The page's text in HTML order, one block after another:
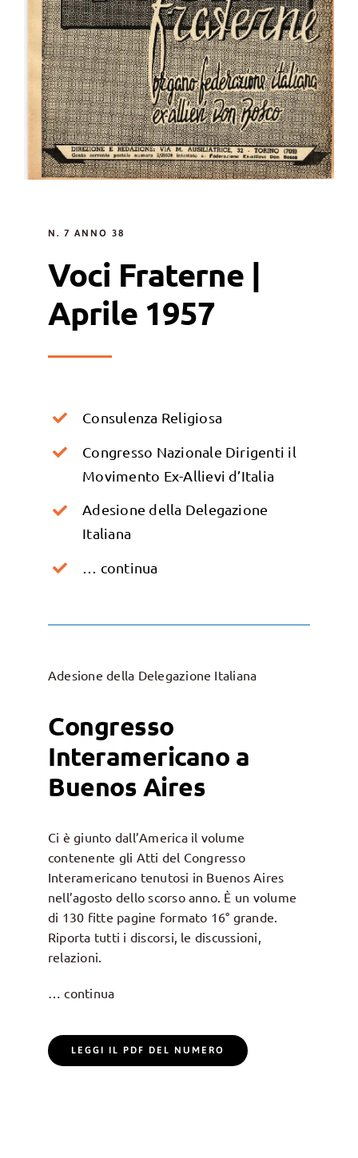
N. 7 ANNO 38
Voci Fraterne |
Aprile 1957
Consulenza Religiosa
Congresso Nazionale Dirigenti il
Movimento Ex-Allievi d’Italia
Adesione della Delegazione
Italiana
… continua
Adesione della Delegazione Italiana
Congresso
Interamericano a
Buenos Aires
Ci è giunto dall’America il volume
contenente gli Atti del Congresso
Interamericano tenutosi in Buenos Aires
nell’agosto dello scorso anno. È un volume
di 130 fitte pagine formato 16° grande.
Riporta tutti i discorsi, le discussioni,
relazioni.
… continua
LEGGI IL PDF DEL NUMERO